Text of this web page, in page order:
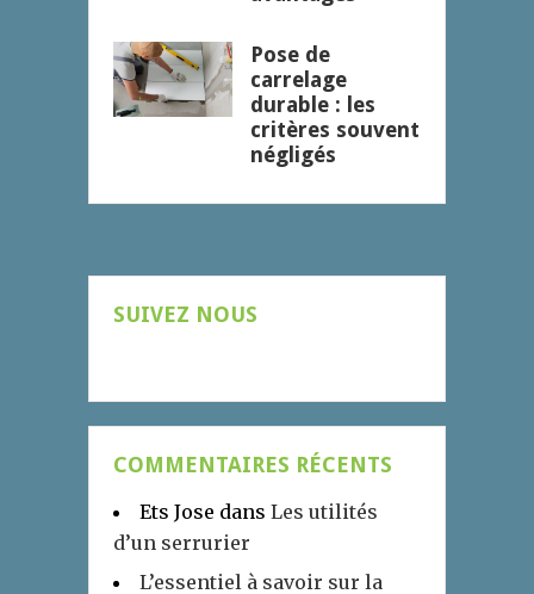
Pose de
carrelage
durable : les
critères souvent
négligés
SUIVEZ NOUS
COMMENTAIRES RÉCENTS
Ets Jose dans Les utilités
d’un serrurier
L’essentiel à savoir sur la